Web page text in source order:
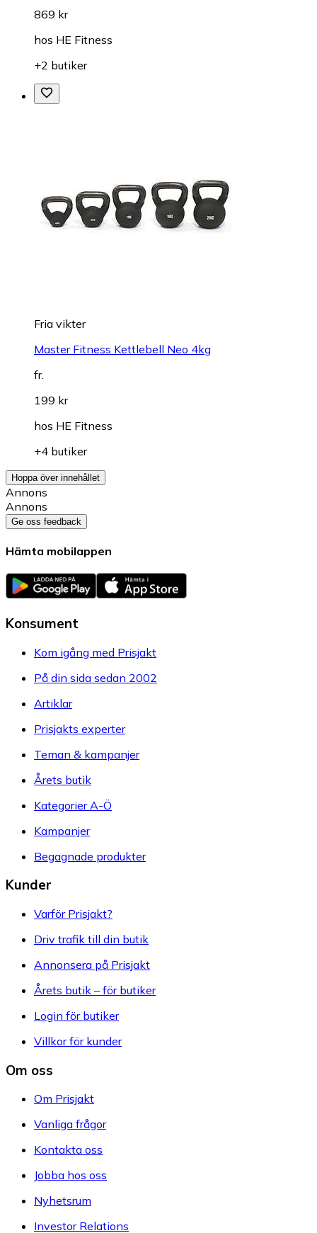
869 kr
hos HE Fitness
+2 butiker
Fria vikter
Master Fitness Kettlebell Neo 4kg
fr.
199 kr
hos HE Fitness
+4 butiker
Hoppa över innehållet
Annons
Annons
Ge oss feedback
Hämta mobilappen
Konsument
Kom igång med Prisjakt
På din sida sedan 2002
Artiklar
Prisjakts experter
Teman & kampanjer
Årets butik
Kategorier A-Ö
Kampanjer
Begagnade produkter
Kunder
Varför Prisjakt?
Driv trafik till din butik
Annonsera på Prisjakt
Årets butik – för butiker
Login för butiker
Villkor för kunder
Om oss
Om Prisjakt
Vanliga frågor
Kontakta oss
Jobba hos oss
Nyhetsrum
Investor Relations